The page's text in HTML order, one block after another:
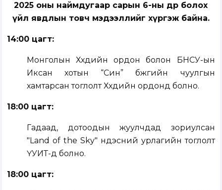
2025 оны наймдугаар сарын 6-ны өдөр болох
үйл явдлын товч мэдээллийг хүргэж байна.
14:00 цагт:
Монголын Хүүхдийн ордон болон БНСУ-ын
Иксан хотын “Син” бүжгийн чуулгын
хамтарсан тоглолт Хүүхдийн ордонд болно.
18:00 цагт:
Гадаад, дотоодын жуулчдад зориулсан
"Land of the Sky" үндэсний урлагийн тоглолт
ҮУИТ-д болно.
18:00 цагт: